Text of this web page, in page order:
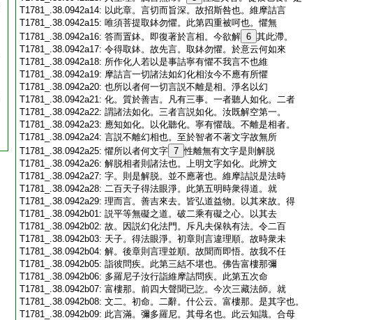
T1781_.38.0942a14: 以此章。言切而旨深。故招斯咎也。維摩詰言
T1781_.38.0942a15: 唯須菩提取鉢勿懼。此第四重被呵也。懼無
T1781_.38.0942a16: 答而置鉢。即復著於言相。今欲解 6 其此滯。
T1781_.38.0942a17: 令得取鉢。故先言。取鉢勿懼。於意云何如來
T1781_.38.0942a18: 所作化人若以是事詰寧有懼不我言不也維
T1781_.38.0942a19: 摩詰言一切諸法如幻化相汝今不應有所懼
T1781_.38.0942a20: 也所以者何一切言説不離是相。淨名以幻
T1781_.38.0942a21: 化。質於善吉。凡有三事。一者聽人如化。二者
T1781_.38.0942a22: 謂諸法如化。三者言説如化。汝既解空第一。
T1781_.38.0942a23: 應知如化。以化聽化。寧有懼哉。不離是相者。
T1781_.38.0942a24: 言説不離幻相也。至於智者不著文字故無所
T1781_.38.0942a25:懼所以者何文字 7 性離無有文字是則解脱
T1781_.38.0942a26: 解脱相者則諸法也。上明文字如化。此辨文
T1781_.38.0942a27: 字。則是解脱。並不應著也。維摩詰説是法時
T1781_.38.0942a28: 二百天子得法眼淨。此第五明時衆得道。就
T1781_.38.0942a29: 理而言。善吉來去。皆弘道益物。以其來故。得
T1781_.38.0942b01: 説平等無礙之道。破二乘有礙之心。以其去
T1781_.38.0942b02: 故。因説幻化法門。斥凡夫保執有法。令二百
T1781_.38.0942b03: 天子。得法眼淨。初章則言違理順。故時衆未
T1781_.38.0942b04: 解。後章則言理並順。故聞而即悟。故我不任
T1781_.38.0942b05: 詣彼問疾。此第三結不堪也。佛告富樓那彌
T1781_.38.0942b06: 多羅尼子汝行詣維摩詰問疾。此第五次命
T1781_.38.0942b07: 富樓那。前四大聲聞已訖。今次三藏法師。就
T1781_.38.0942b08: 文二。初命。二辭。什公云。富樓那。是其字也。
T1781_.38.0942b09: 此言滿。彌多羅尼。其母名也。此云知識。合母